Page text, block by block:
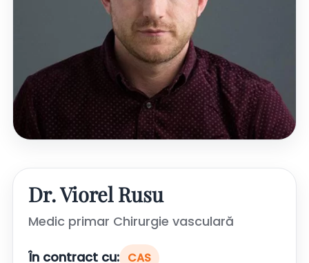
Dr. Viorel Rusu
Medic primar Chirurgie vasculară
În contract cu: CAS